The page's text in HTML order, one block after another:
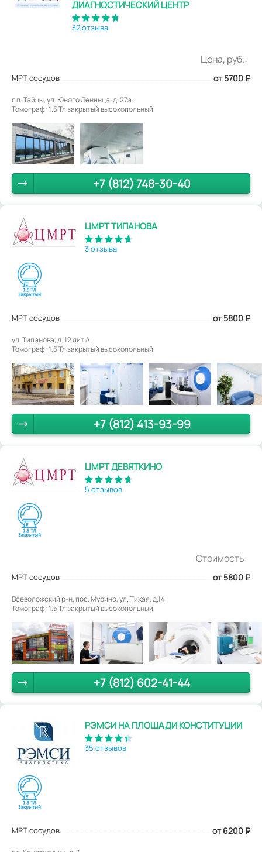
ДИАГНОСТИЧЕСКИЙ ЦЕНТР
32 отзыва
Цена, руб.:
МРТ сосудов от 5700 ₽
г.п. Тайцы, ул. Юного Ленинца, д. 27а.
Томограф: 1.5 Тл закрытый высокопольный
+7 (812) 748-30-40
ЦМРТ ТИПАНОВА
3 отзыва
МРТ сосудов от 5800 ₽
ул. Типанова, д. 12 лит А.
Томограф: 1,5 Тл закрытый высокопольный
+7 (812) 413-93-99
ЦМРТ ДЕВЯТКИНО
5 отзывов
Стоимость:
МРТ сосудов от 5800 ₽
Всеволожский р-н, пос. Мурино, ул. Тихая, д.14.
Томограф: 1,5 Тл закрытый высокопольный
+7 (812) 602-41-44
РЭМСИ НА ПЛОЩАДИ КОНСТИТУЦИИ
35 отзывов
МРТ сосудов от 6200 ₽